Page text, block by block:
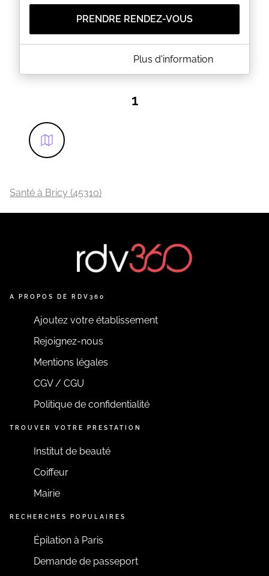
PRENDRE RENDEZ-VOUS
A PROPOS DE PIERRE SIMON
Psychothérapies individuelles (enfants, adolescents
thérapeutiques ;Formation et supervision des
Plus d'information
1
Santé à Bricy (45310)
A PROPOS DE RDV360
Ajoutez votre établissement
Rejoignez-nous
Mentions légales
CGV / CGU
Politique de confidentialité
TROUVER VOTRE PRESTATION
Institut de beauté
Coiffeur
Mairie
RECHERCHES POPULAIRES
Épilation à Paris
Demande de passeport